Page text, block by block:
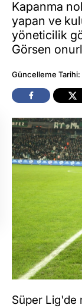
Kapanma
yapan ve
yöneticilik
Görsen
Güncelleme
Süper Lig'de